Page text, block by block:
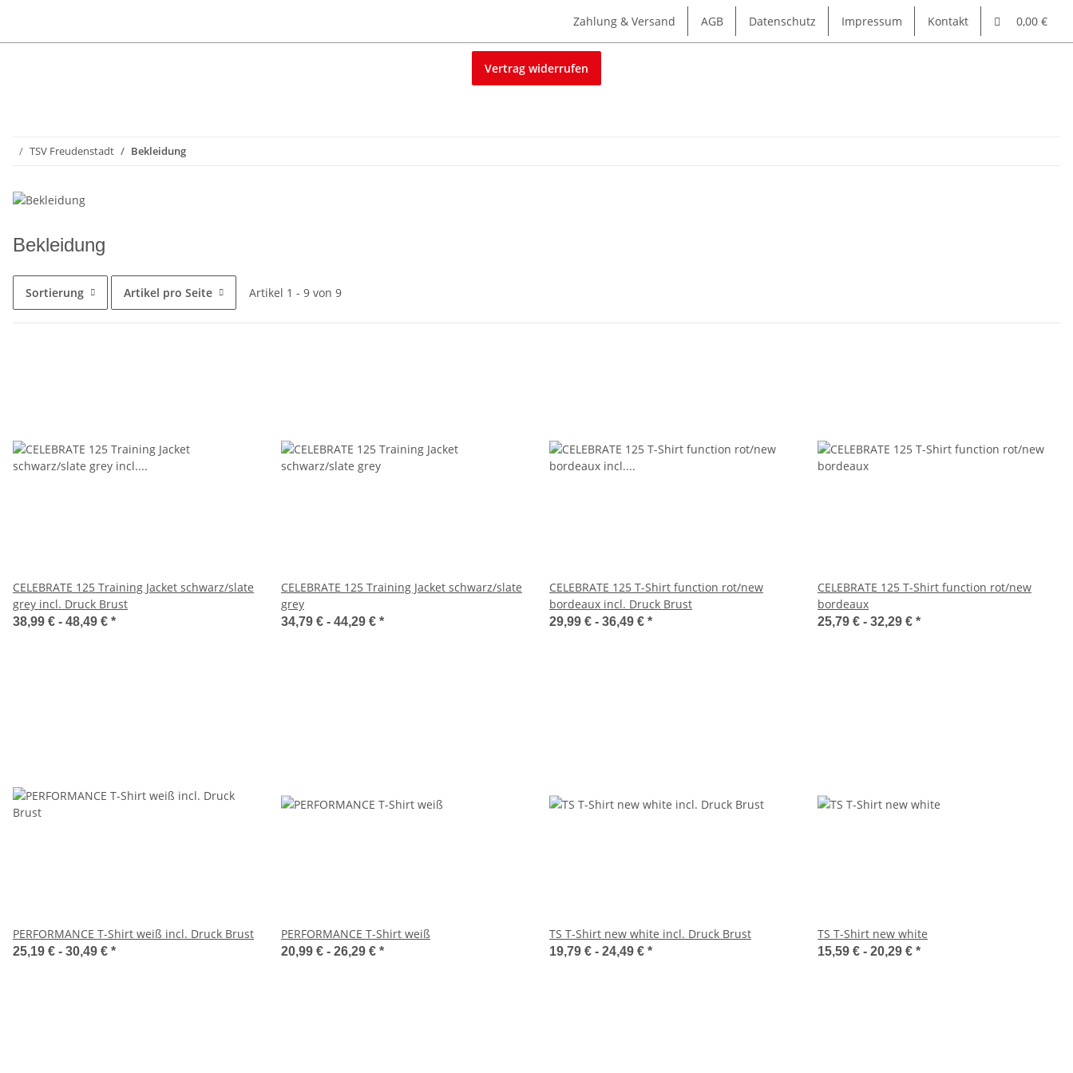
Zahlung & Versand AGB Datenschutz Impressum Kontakt 0,00 €
Vertrag widerrufen
TSV Freudenstadt Bekleidung
Bekleidung
Sortierung Artikel pro Seite Artikel 1 - 9 von 9
CELEBRATE 125 Training Jacket schwarz/slate
grey incl. Druck Brust
38,99 € - 48,49 € *
CELEBRATE 125 Training Jacket schwarz/slate
grey
34,79 € - 44,29 € *
CELEBRATE 125 T-Shirt function rot/new
bordeaux incl. Druck Brust
29,99 € - 36,49 € *
CELEBRATE 125 T-Shirt function rot/new
bordeaux
25,79 € - 32,29 € *
PERFORMANCE T-Shirt weiß incl. Druck Brust
25,19 € - 30,49 € *
PERFORMANCE T-Shirt weiß
20,99 € - 26,29 € *
TS T-Shirt new white incl. Druck Brust
19,79 € - 24,49 € *
TS T-Shirt new white
15,59 € - 20,29 € *